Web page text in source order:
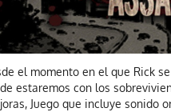
el momento en el que Rick
estaremos con los
Juego que incluye sonido